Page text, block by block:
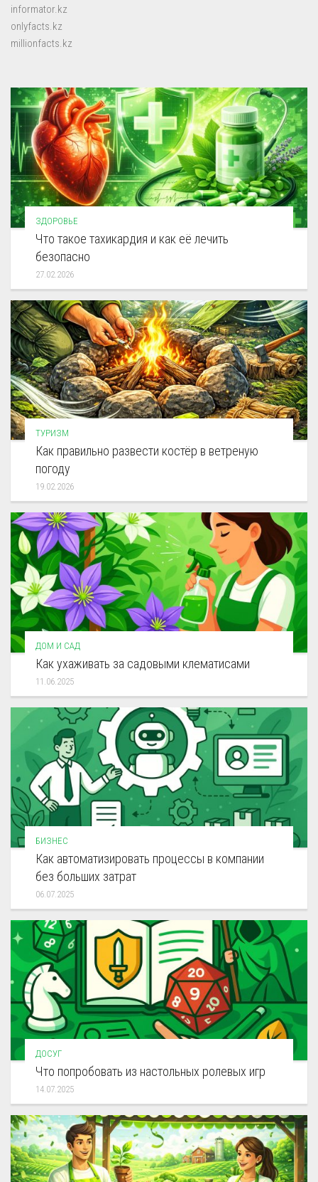
informator.kz
onlyfacts.kz
millionfacts.kz
ЗДОРОВЬЕ
Что такое тахикардия и как её лечить
безопасно
27.02.2026
ТУРИЗМ
Как правильно развести костёр в ветреную
погоду
19.02.2026
ДОМ И САД
Как ухаживать за садовыми клематисами
11.06.2025
БИЗНЕС
Как автоматизировать процессы в компании
без больших затрат
06.07.2025
ДОСУГ
Что попробовать из настольных ролевых игр
14.07.2025